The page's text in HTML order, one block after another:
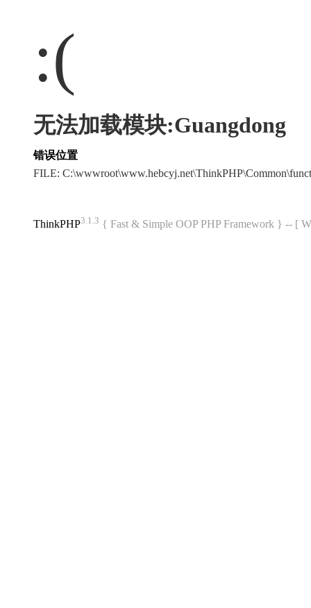
:(
无法加载模块:Guangdong
错误位置
FILE:
ThinkPHP3.1.3 { Fast & Simple OOP PHP Framework } -- [